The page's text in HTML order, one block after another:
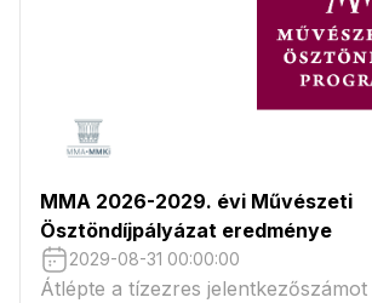
MMA 2026-2029. évi Művészeti
Ösztöndíjpályázat eredménye
2029-08-31 00:00:00
Átlépte a tízezres